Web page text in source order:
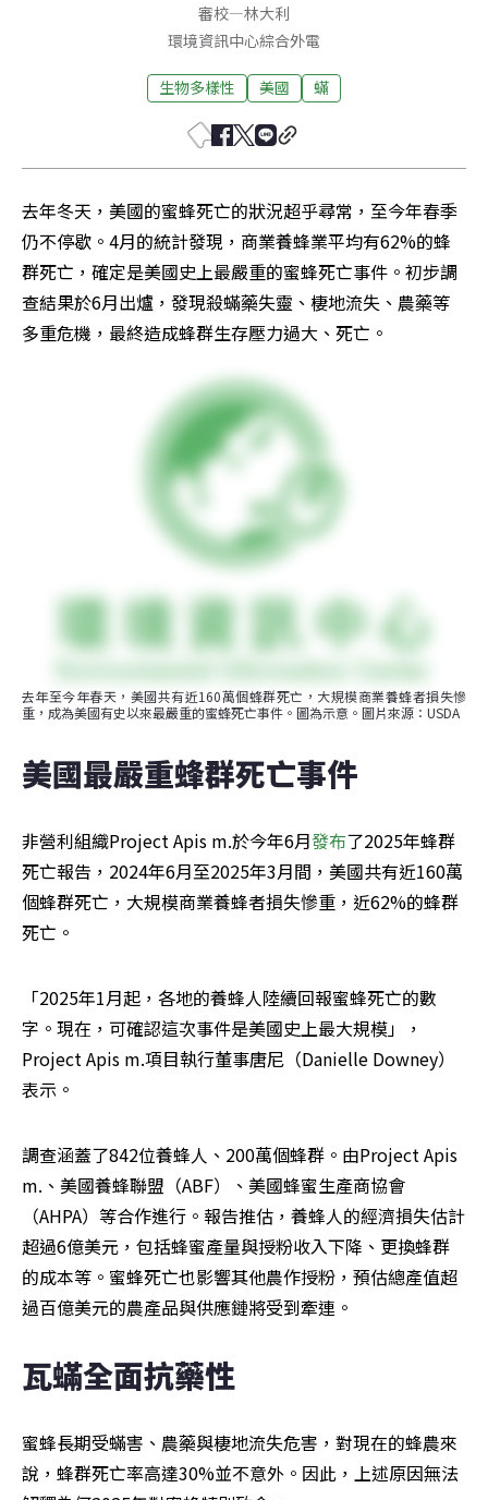
審校—林大利
環境資訊中心綜合外電
生物多樣性 美國 蟎
去年冬天，美國的蜜蜂死亡的狀況超乎尋常，至今年春季
仍不停歇。4月的統計發現，商業養蜂業平均有62%的蜂
群死亡，確定是美國史上最嚴重的蜜蜂死亡事件。初步調
查結果於6月出爐，發現殺蟎藥失靈、棲地流失、農藥等
多重危機，最終造成蜂群生存壓力過大、死亡。
去年至今年春天，美國共有近160萬個蜂群死亡，大規模商業養蜂者損失慘
重，成為美國有史以來最嚴重的蜜蜂死亡事件。圖為示意。圖片來源：USDA
美國最嚴重蜂群死亡事件
非營利組織Project Apis m.於今年6月發布了2025年蜂群
死亡報告，2024年6月至2025年3月間，美國共有近160萬
個蜂群死亡，大規模商業養蜂者損失慘重，近62%的蜂群
死亡。
「2025年1月起，各地的養蜂人陸續回報蜜蜂死亡的數
字。現在，可確認這次事件是美國史上最大規模」，
Project Apis m.項目執行董事唐尼（Danielle Downey）
表示。
調查涵蓋了842位養蜂人、200萬個蜂群。由Project Apis
m.、美國養蜂聯盟（ABF）、美國蜂蜜生產商協會
（AHPA）等合作進行。報告推估，養蜂人的經濟損失估計
超過6億美元，包括蜂蜜產量與授粉收入下降、更換蜂群
的成本等。蜜蜂死亡也影響其他農作授粉，預估總產值超
過百億美元的農產品與供應鏈將受到牽連。
瓦蟎全面抗藥性
蜜蜂長期受蟎害、農藥與棲地流失危害，對現在的蜂農來
說，蜂群死亡率高達30%並不意外。因此，上述原因無法